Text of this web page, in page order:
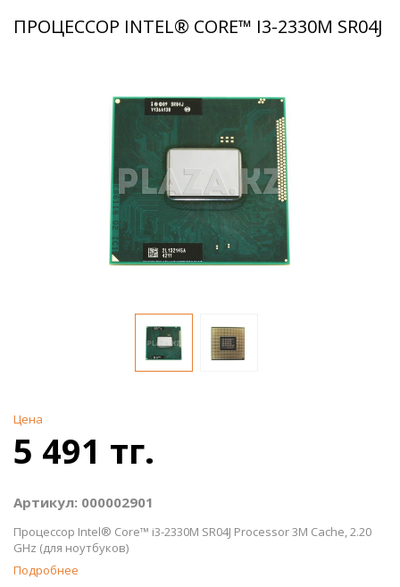
ПРОЦЕССОР INTEL® CORE™ I3-2330M SR04J
Цена
5 491 тг.
Артикул: 000002901
Процессор Intel® Core™ i3-2330M SR04J Processor 3M Cache, 2.20
GHz (для ноутбуков)
Подробнее